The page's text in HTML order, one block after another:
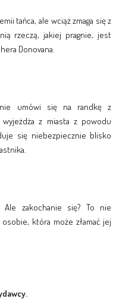
tańca, ale wciąż zmaga się z
rzeczą, jakiej pragnie, jest
Donovana.
nie umówi się na randkę z
z miasta z powodu
się niebezpiecznie blisko
zakochanie się? To nie
która może złamać jej